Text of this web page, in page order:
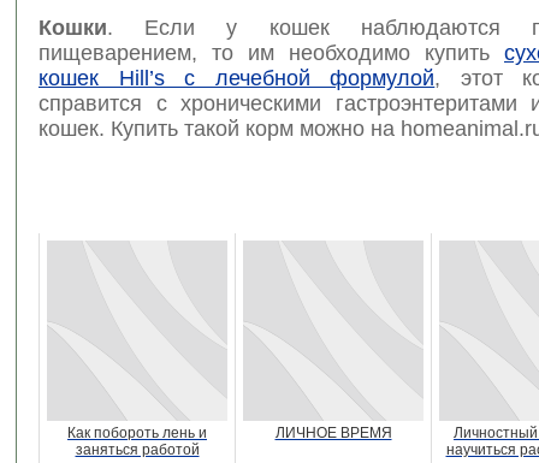
Кошки. Если у кошек наблюдаются
пищеварением, то им необходимо купить
кошек Hill’s с лечебной формулой, этот
справится с хроническими
кошек. Купить такой корм можно на
Как побороть лень и
заняться работой
ЛИЧНОЕ ВРЕМЯ
Личностный
научиться